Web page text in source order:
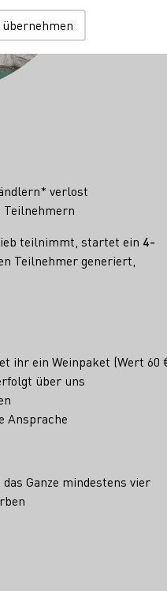
verlost
Teilnehmern
teilnimmt, startet ein 4-
Teilnehmer generiert,
ihr ein Weinpaket (Wert 60
über uns
Ansprache
Ganze mindestens vier